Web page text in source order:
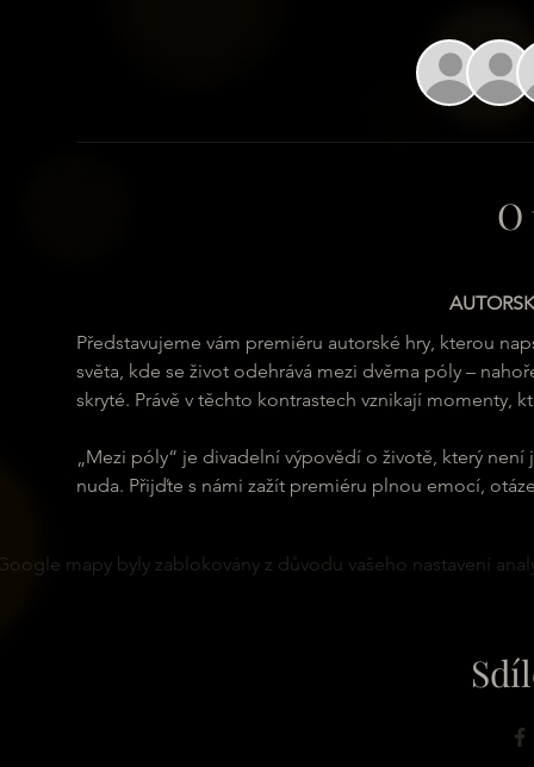
Představujeme vám premiéru autorské hry, kterou
světa, kde se život odehrává mezi dvěma póly –
skryté. Právě v těchto kontrastech vznikají momenty,
„Mezi póly“ je divadelní výpovědí o životě, který
nuda. Přijďte s námi zažít premiéru plnou emocí,
mapy byly zablokovány z důvodu vašeho nastavení